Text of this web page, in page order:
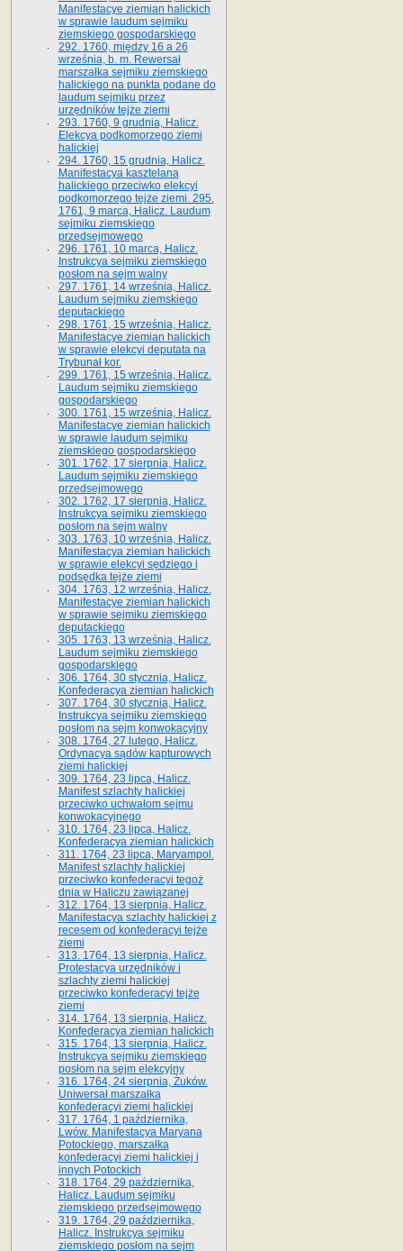
Manifestacye ziemian halickich
w sprawie laudum sejmiku
ziemskiego gospodarskiego
292. 1760, między 16 a 26
września, b. m. Rewersał
marszałka sejmiku ziemskiego
halickiego na punkta podane do
laudum sejmiku przez
urzędników tejże ziemi
293. 1760, 9 grudnia, Halicz.
Elekcya podkomorzego ziemi
halickiej
294. 1760, 15 grudnia, Halicz.
Manifestacya kasztelana
halickiego przeciwko elekcyi
podkomorzego tejże ziemi. 295.
1761, 9 marca, Halicz. Laudum
sejmiku ziemskiego
przedsejmowego
296. 1761, 10 marca, Halicz.
Instrukcya sejmiku ziemskiego
posłom na sejm walny
297. 1761, 14 września, Halicz.
Laudum sejmiku ziemskiego
deputackiego
298. 1761, 15 września, Halicz.
Manifestacye ziemian halickich
w sprawie elekcyi deputata na
Trybunał kor.
299. 1761, 15 września, Halicz.
Laudum sejmiku ziemskiego
gospodarskiego
300. 1761, 15 września, Halicz.
Manifestacye ziemian halickich
w sprawie laudum sejmiku
ziemskiego gospodarskiego
301. 1762, 17 sierpnia, Halicz.
Laudum sejmiku ziemskiego
przedsejmowego
302. 1762, 17 sierpnia, Halicz.
Instrukcya sejmiku ziemskiego
posłom na sejm walny
303. 1763, 10 września, Halicz.
Manifestacya ziemian halickich
w sprawie elekcyi sędziego i
podsędka tejże ziemi
304. 1763, 12 września, Halicz.
Manifestacye ziemian halickich
w sprawie sejmiku ziemskiego
deputackiego
305. 1763, 13 września, Halicz.
Laudum sejmiku ziemskiego
gospodarskiego
306. 1764, 30 stycznia, Halicz.
Konfederacya ziemian halickich
307. 1764, 30 stycznia, Halicz.
Instrukcya sejmiku ziemskiego
posłom na sejm konwokacyjny
308. 1764, 27 lutego, Halicz.
Ordynacya sądów kapturowych
ziemi halickiej
309. 1764, 23 lipca, Halicz.
Manifest szlachty halickiej
przeciwko uchwałom sejmu
konwokacyjnego
310. 1764, 23 lipca, Halicz.
Konfederacya ziemian halickich
311. 1764, 23 lipca, Maryampol.
Manifest szlachty halickiej
przeciwko konfederacyi tegoż
dnia w Haliczu zawiązanej
312. 1764, 13 sierpnia, Halicz.
Manifestacya szlachty halickiej z
recesem od konfederacyi tejże
ziemi
313. 1764, 13 sierpnia, Halicz.
Protestacya urzędników i
szlachty ziemi halickiej
przeciwko konfederacyi tejże
ziemi
314. 1764, 13 sierpnia, Halicz.
Konfederacya ziemian halickich
315. 1764, 13 sierpnia, Halicz.
Instrukcya sejmiku ziemskiego
posłom na sejm elekcyjny
316. 1764, 24 sierpnia, Żuków.
Uniwersał marszałka
konfederacyi ziemi halickiej
317. 1764, 1 października,
Lwów. Manifestacya Maryana
Potockiego, marszałka
konfederacyi ziemi halickiej i
innych Potockich
318. 1764, 29 października,
Halicz. Laudum sejmiku
ziemskiego przedsejmowego
319. 1764, 29 października,
Halicz. Instrukcya sejmiku
ziemskiego posłom na sejm